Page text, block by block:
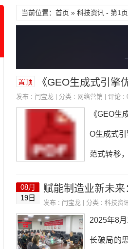
当前位置：首页 » 科技资讯 - 第1页
置顶 《GEO生成式引擎优化
发布 : 闫宝龙 | 分类 : 网络营销 | 评论 :
《GEO生
O生成式
范式转移
内容矩阵
08月
19日
发布 : 闫宝龙 | 分类 : 科技资
2025年8
长破局的